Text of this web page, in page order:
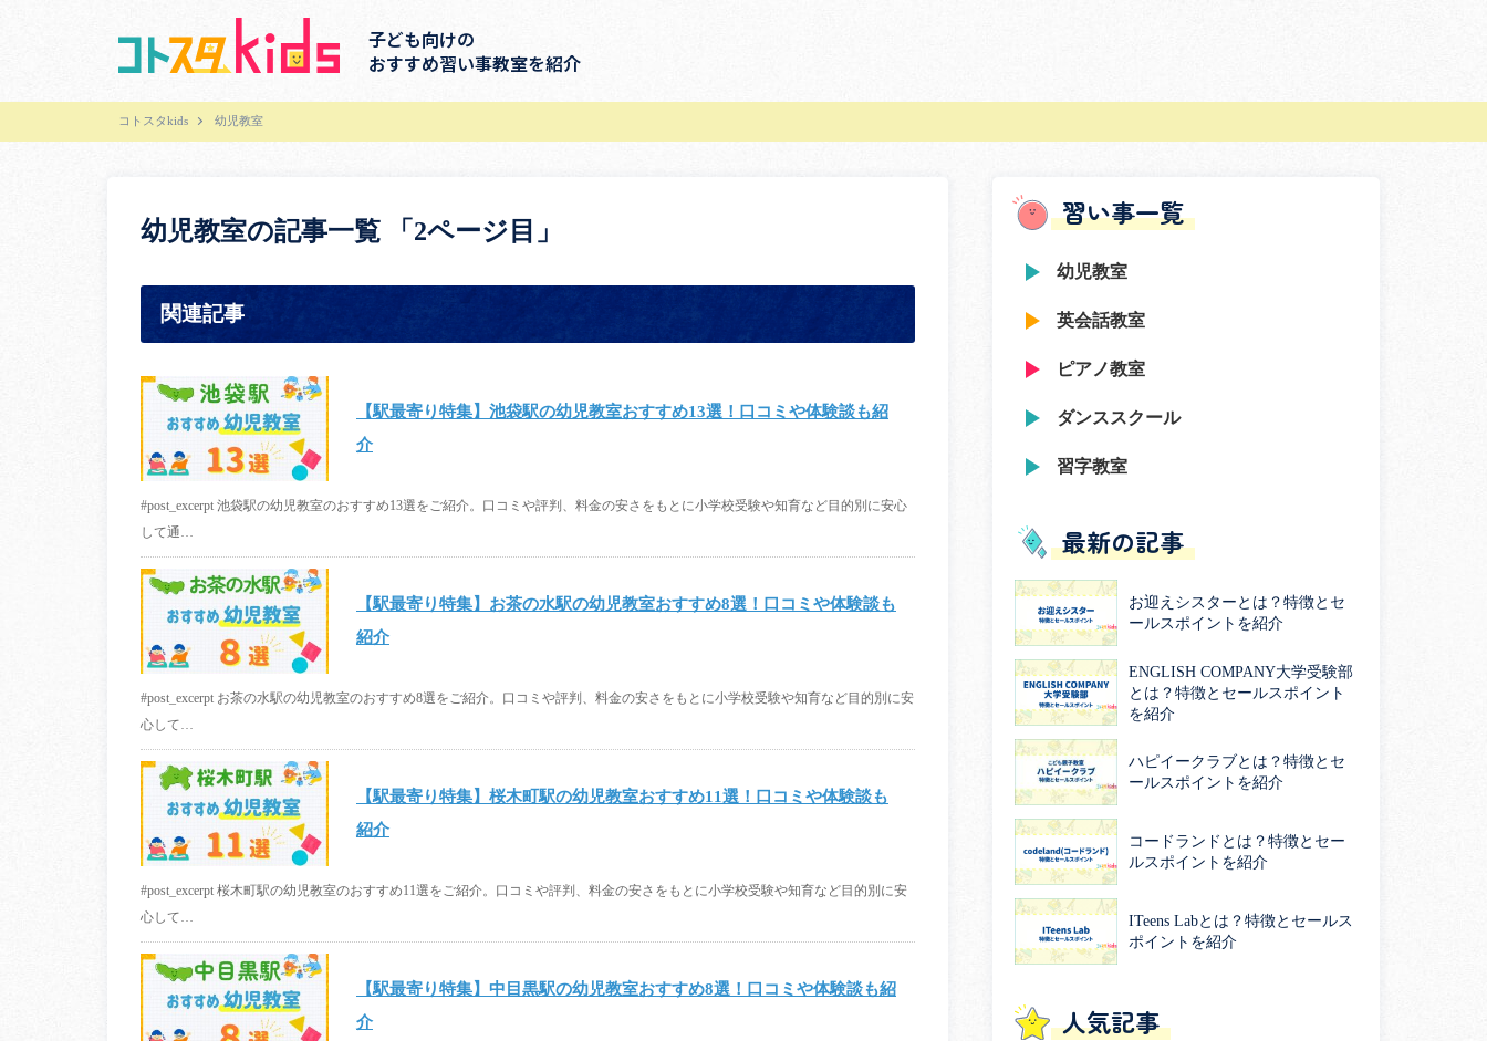
子ども向けの
おすすめ習い事教室を紹介
コトスタkids 幼児教室
幼児教室の記事一覧 「2ページ目」
関連記事
【駅最寄り特集】池袋駅の幼児教室おすすめ13選！口コミや体験談も紹
介
#post_excerpt 池袋駅の幼児教室のおすすめ13選をご紹介。口コミや評判、料金の安さをもとに小学校受験や知育など目的別に安心
して通…
【駅最寄り特集】お茶の水駅の幼児教室おすすめ8選！口コミや体験談も
紹介
#post_excerpt お茶の水駅の幼児教室のおすすめ8選をご紹介。口コミや評判、料金の安さをもとに小学校受験や知育など目的別に安
心して…
【駅最寄り特集】桜木町駅の幼児教室おすすめ11選！口コミや体験談も
紹介
#post_excerpt 桜木町駅の幼児教室のおすすめ11選をご紹介。口コミや評判、料金の安さをもとに小学校受験や知育など目的別に安
心して…
【駅最寄り特集】中目黒駅の幼児教室おすすめ8選！口コミや体験談も紹
介
習い事一覧
幼児教室
英会話教室
ピアノ教室
ダンススクール
習字教室
最新の記事
お迎えシスターとは？特徴とセ
ールスポイントを紹介
ENGLISH COMPANY大学受験部
とは？特徴とセールスポイント
を紹介
ハピイークラブとは？特徴とセ
ールスポイントを紹介
コードランドとは？特徴とセー
ルスポイントを紹介
ITeens Labとは？特徴とセールス
ポイントを紹介
人気記事